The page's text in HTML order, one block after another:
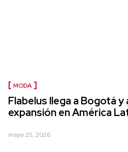
MODA
Flabelus llega a Bogotá y
expansión en América
mayo 25, 2026